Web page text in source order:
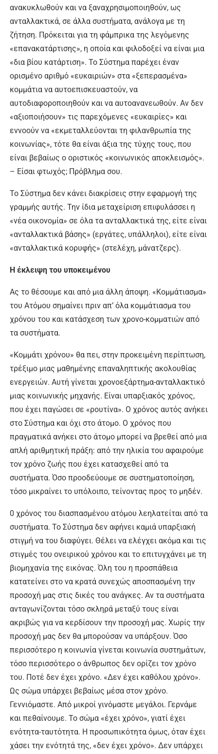
ανακυκλωθούν και να ξαναχρησιμοποιηθούν, ως
ανταλλακτικά, σε άλλα συστήματα, ανάλογα με τη
ζήτηση. Πρόκειται για τη φάμπρικα της λεγόμενης
«επανακατάρτισης», η οποία και φιλοδοξεί να είναι μια
«δια βίου κατάρτιση». Το Σύστημα παρέχει έναν
ορισμένο αριθμό «ευκαιριών» στα «ξεπερασμένα»
κομμάτια να αυτοεπισκευαστούν, να
αυτοδιαφοροποιηθούν και να αυτοανανεωθούν. Αν δεν
«αξιοποιήσουν» τις παρεχόμενες «ευκαιρίες» και
εννοούν να «εκμεταλλεύονται τη φιλανθρωπία της
κοινωνίας», τότε θα είναι άξια της τύχης τους, που
είναι βεβαίως ο οριστικός «κοινωνικός αποκλεισμός».
– Είσαι φτωχός; Πρόβλημα σου.
Το Σύστημα δεν κάνει διακρίσεις στην εφαρμογή της
γραμμής αυτής. Την ίδια μεταχείριση επιφυλάσσει η
«νέα οικονομία» σε όλα τα ανταλλακτικά της, είτε είναι
«ανταλλακτικά βάσης» (εργάτες, υπάλληλοι), είτε είναι
«ανταλλακτικά κορυφής» (στελέχη, μάνατζερς).
Η έκλειψη του υποκειμένου
Ας το θέσουμε και από μια άλλη άποψη. «Κομμάτιασμα»
του Ατόμου σημαίνει πριν απ’ όλα κομμάτιασμα του
χρόνου του και κατάσχεση των χρονο-κομματιών από
τα συστήματα.
«Κομμάτι χρόνου» θα πει, στην προκειμένη περίπτωση,
τρέξιμο μιας μαθημένης επαναληπτικής ακολουθίας
ενεργειών. Αυτή γίνεται χρονοεξάρτημα-ανταλλακτικό
μιας κοινωνικής μηχανής. Είναι υπαρξιακός χρόνος,
που έχει παγώσει σε «ρουτίνα». Ο χρόνος αυτός ανήκει
στο Σύστημα και όχι στο άτομο. Ο χρόνος που
πραγματικά ανήκει στο άτομο μπορεί να βρεθεί από μια
απλή αριθμητική πράξη: από την ηλικία του αφαιρούμε
τον χρόνο ζωής που έχει κατασχεθεί από τα
συστήματα. Όσο προοδεύουμε σε συστηματοποίηση,
τόσο μικραίνει το υπόλοιπο, τείνοντας προς το μηδέν.
0 χρόνος του διασπασμένου ατόμου λεηλατείται από τα
συστήματα. Το Σύστημα δεν αφήνει καμιά υπαρξιακή
στιγμή να του διαφύγει. Θέλει να ελέγχει ακόμα και τις
στιγμές του ονειρικού χρόνου και το επιτυγχάνει με τη
βιομηχανία της εικόνας. Όλη του η προσπάθεια
κατατείνει στο να κρατά συνεχώς αποσπασμένη την
προσοχή μας στις δικές του ανάγκες. Αν τα συστήματα
ανταγωνίζονται τόσο σκληρά μεταξύ τους είναι
ακριβώς για να κερδίσουν την προσοχή μας. Χωρίς την
προσοχή μας δεν θα μπορούσαν να υπάρξουν. Όσο
περισσότερο η κοινωνία γίνεται κοινωνία συστημάτων,
τόσο περισσότερο ο άνθρωπος δεν ορίζει τον χρόνο
του. Ποτέ δεν έχει χρόνο. «Δεν έχει καθόλου χρόνο».
Ως σώμα υπάρχει βεβαίως μέσα στον χρόνο.
Γεννιόμαστε. Από μικροί γινόμαστε μεγάλοι. Γερνάμε
και πεθαίνουμε. Το σώμα «έχει χρόνο», γιατί έχει
ενότητα-ταυτότητα. Η προσωπικότητα όμως, όταν έχει
χάσει την ενότητά της, «δεν έχει χρόνο». Δεν υπάρχει